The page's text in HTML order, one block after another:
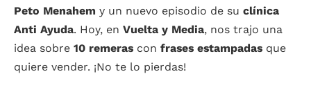
Peto Menahem y un nuevo episodio de su clínica
Anti Ayuda. Hoy, en Vuelta y Media, nos trajo una
idea sobre 10 remeras con frases estampadas que
quiere vender. ¡No te lo pierdas!